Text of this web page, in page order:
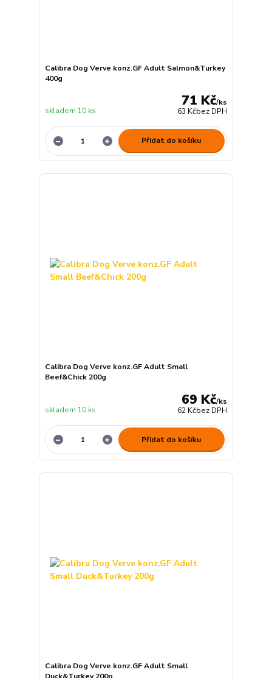
Calibra Dog Verve konz.GF Adult Salmon&Turkey
400g
71 Kč/ks
63 Kčbez DPH
skladem 10 ks
Přidat do košíku
Calibra Dog Verve konz.GF Adult Small
Beef&Chick 200g
69 Kč/ks
62 Kčbez DPH
skladem 10 ks
Přidat do košíku
Calibra Dog Verve konz.GF Adult Small
Duck&Turkey 200g